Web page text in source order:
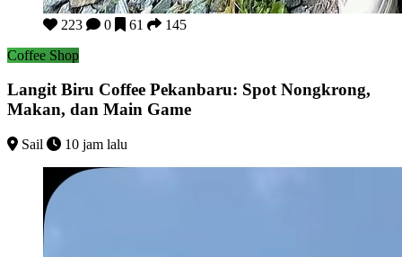
Langit Biru Coffee Pekanbaru: Spot Nongkrong, Makan, dan
223 0 61
145
Coffee Shop
Langit Biru Coffee Pekanbaru: Spot Nongkrong,
Makan, dan Main Game
Sail 10 jam lalu